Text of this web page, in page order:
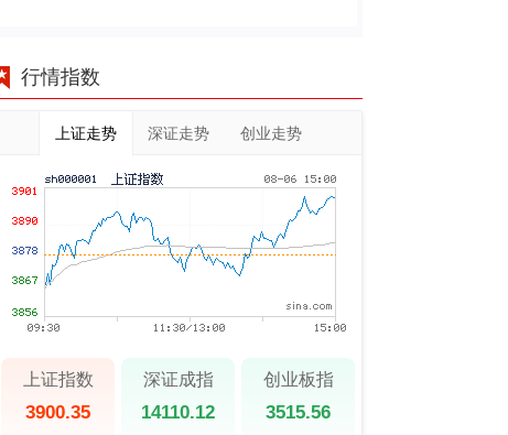
行情指数
上证走势 深证走势 创业走势
上证指数
3900.35
深证成指
14110.12
创业板指
3515.56